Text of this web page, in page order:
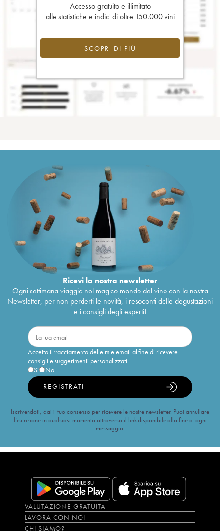
Accesso gratuito e illimitato
alle statistiche e indici di oltre 150.000 vini
SCOPRI DI PIÙ
Ricevi la nostra newsletter
Ogni settimana viaggia nel magico mondo del vino con la nostra
Newsletter, per non perderti le novità, i resoconti delle degustazioni
e i consigli degli esperti!
Accetto il tracciamento delle mie email al fine di ricevere
consigli e suggerimenti personalizzati
Sì
No
REGISTRATI
Iscrivendoti, dai il tuo consenso per ricevere le nostre newsletter. Puoi annullare
l’iscrizione in qualsiasi momento attraverso il link disponibile alla fine di ogni
messaggio.
VALUTAZIONE GRATUITA
LAVORA CON NOI
CHI SIAMO?